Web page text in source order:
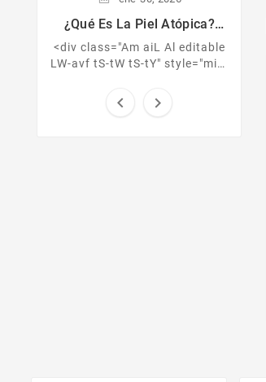
¿Qué Es La Piel Atópica?
<div class="Am aiL Al editable
LW-avf tS-tW tS-tY" style="min-
piel atópica?<br /></b><br
/>Es una enfermedad crónica
 